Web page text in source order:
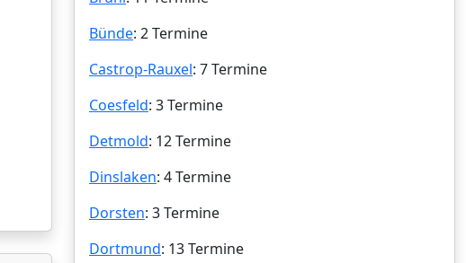
Bünde: 2 Termine
Castrop-Rauxel: 7 Termine
Coesfeld: 3 Termine
Detmold: 12 Termine
Dinslaken: 4 Termine
Dorsten: 3 Termine
Dortmund: 13 Termine